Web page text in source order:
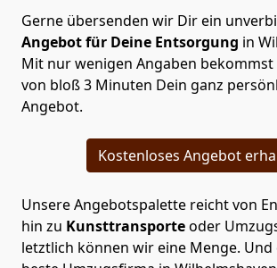
Gerne übersenden wir Dir ein
Angebot für Deine Entsorgung in
Mit nur wenigen Angaben
von bloß 3 Minuten Dein ganz
Angebot.
Kostenloses Angebot
Unsere Angebotspalette reicht von
hin zu Kunsttransporteoder
letztlich können wir eine Menge. Und